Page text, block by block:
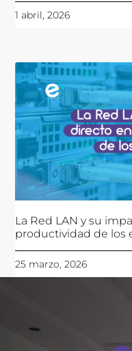
1 abril, 2026
La Red LAN y su
productividad de los
25 marzo, 2026